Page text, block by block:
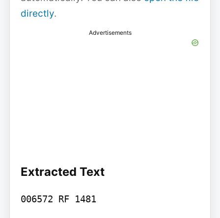
directly.
Advertisements
Extracted Text
006572 RF 1481